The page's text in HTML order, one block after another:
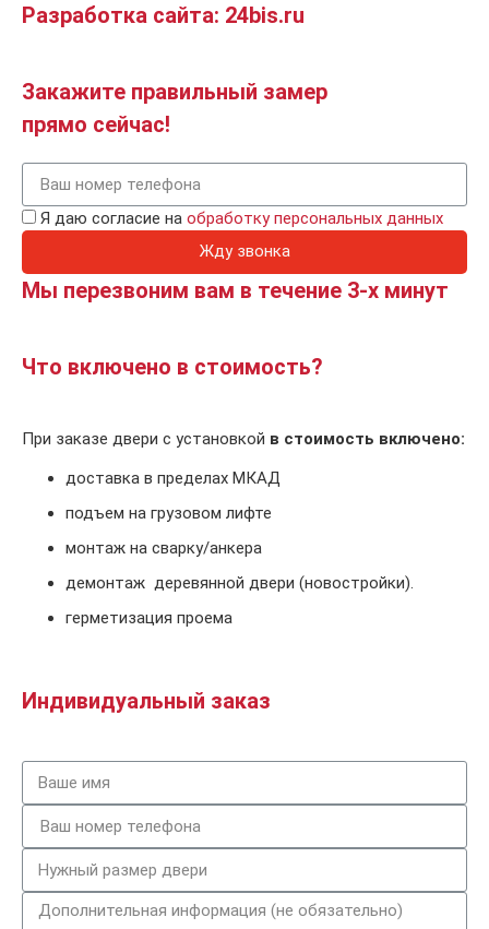
Разработка сайта: 24bis.ru
Закажите правильный замер
прямо сейчас!
Я даю согласие на обработку персональных данных
Жду звонка
Мы перезвоним вам в течение 3-х минут
Что включено в стоимость?
При заказе двери с установкой в стоимость включено:
доставка в пределах МКАД
подъем на грузовом лифте
монтаж на сварку/анкера
демонтаж деревянной двери (новостройки).
герметизация проема
Индивидуальный заказ